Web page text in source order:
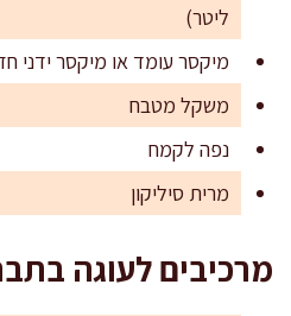
ליטר)
מיקסר עומד או מיקסר ידני
משקל מטבח
נפה לקמח
מרית סיליקון
מרכיבים לעוגה